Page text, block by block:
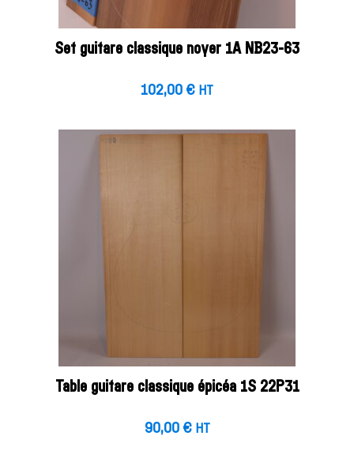
Set guitare classique noyer 1A NB23-63
102,00 € HT
Table guitare classique épicéa 1S 22P31
90,00 € HT